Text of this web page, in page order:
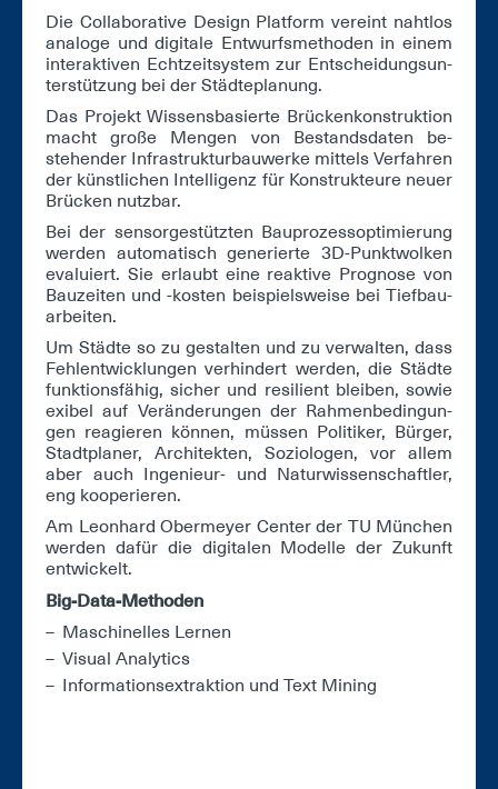
Die Col­la­bo­ra­ti­ve De­sign Plat­form ver­eint naht­los
ana­lo­ge und di­gi­ta­le Ent­wurfs­me­tho­den in ei­nem
in­ter­ak­ti­ven Echt­zeit­sys­tem zur Ent­schei­dungs­un­
ter­stüt­zung bei der Städ­te­pla­nung.
Das Pro­jekt Wis­sens­ba­sier­te Brü­cken­kon­struk­ti­on
macht gro­ße Men­gen von Be­stands­da­ten be­
stehen­der In­fra­struk­tur­bau­wer­ke mit­tels Ver­fah­ren
der künst­li­chen In­tel­li­genz für Kon­struk­teu­re neu­er
Brü­cken nutz­bar.
Bei der sen­sor­ge­stütz­ten Bau­pro­zess­op­ti­mie­rung
wer­den au­to­ma­tisch ge­ne­rier­te 3D-Punkt­wol­ken
eva­lu­iert. Sie er­laubt ei­ne re­ak­ti­ve Pro­gno­se von
Bau­zei­ten und -kos­ten bei­spiels­wei­se bei Tief­bau­
ar­bei­ten.
Um Städ­te so zu ge­stal­ten und zu ver­wal­ten, dass
Fehl­ent­wick­lun­gen ver­hin­dert wer­den, die Städ­te
funk­ti­ons­fä­hig, si­cher und resi­li­ent blei­ben, so­wie
exi­bel auf Ver­än­de­run­gen der Rah­men­be­din­gun­
gen re­agie­ren kön­nen, müs­sen Po­li­ti­ker, Bür­ger,
Stadt­pla­ner, Ar­chi­tek­ten, So­zio­lo­gen, vor al­lem
aber auch In­ge­nieur- und Na­tur­wis­sen­schaft­ler,
eng ko­ope­rie­ren.
Am Le­on­hard Ober­mey­er Cen­ter der TU Mün­chen
wer­den da­für die di­gi­ta­len Mo­del­le der Zu­kunft
ent­wi­ckelt.
Big-Da­ta-Me­tho­den
Ma­schi­nel­les Ler­nen
Vi­su­al Ana­lytics
In­for­ma­ti­on­s­ex­trak­ti­on und Text Mi­ning